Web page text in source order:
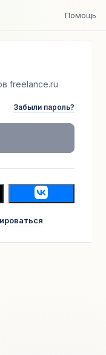
Помощь
freelance.ru
Забыли пароль?